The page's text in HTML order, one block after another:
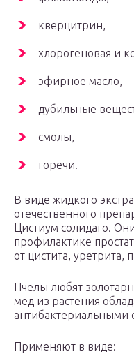
кверцитрин,
хлорогеновая и
эфирное масло,
дубильные
смолы,
горечи.
В виде жидкого
отечественного
Цистиум солидаго.
профилактике
от цистита, уретрита,
Пчелы любят
мед из растения
антибактериальными
Применяют в виде: